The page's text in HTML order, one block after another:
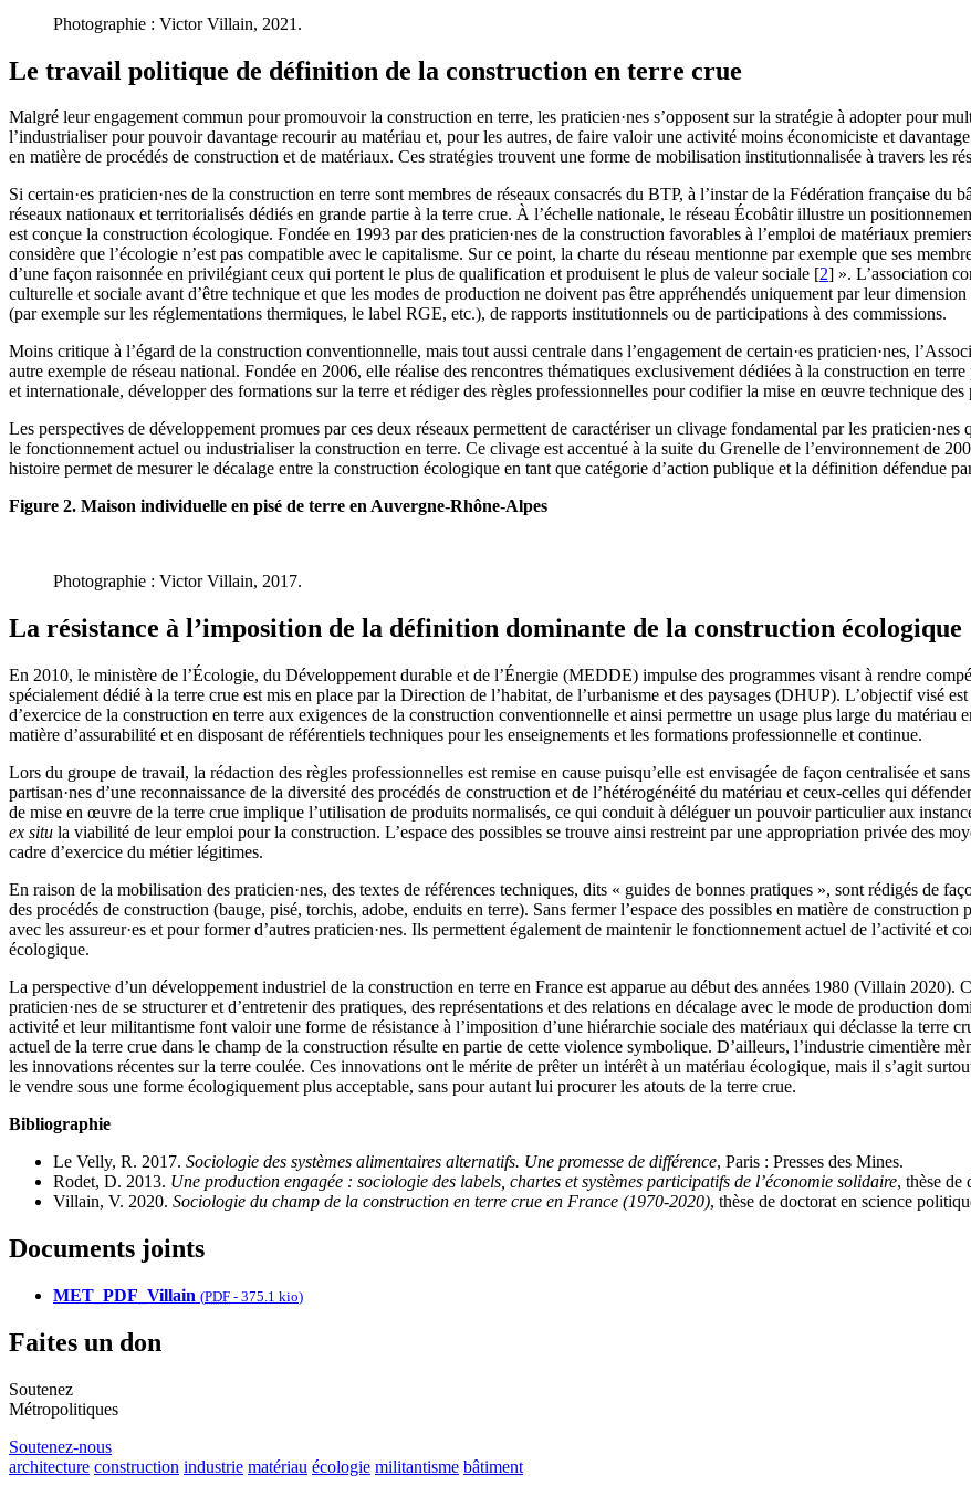
Photographie : Victor Villain, 2021.
Le travail politique de définition de la construction en terre crue
Malgré leur engagement commun pour promouvoir la construction en terre, les praticien·nes s’opposent sur la stratégie à adopter pour
l’industrialiser pour pouvoir davantage recourir au matériau et, pour les autres, de faire valoir une activité moins économiciste et
en matière de procédés de construction et de matériaux. Ces stratégies trouvent une forme de mobilisation institutionnalisée à travers les
Si certain·es praticien·nes de la construction en terre sont membres de réseaux consacrés du BTP, à l’instar de la Fédération française du
réseaux nationaux et territorialisés dédiés en grande partie à la terre crue. À l’échelle nationale, le réseau Écobâtir illustre un
est conçue la construction écologique. Fondée en 1993 par des praticien·nes de la construction favorables à l’emploi de matériaux
considère que l’écologie n’est pas compatible avec le capitalisme. Sur ce point, la charte du réseau mentionne par exemple que ses
d’une façon raisonnée en privilégiant ceux qui portent le plus de qualification et produisent le plus de valeur sociale [2] ». L’association
culturelle et sociale avant d’être technique et que les modes de production ne doivent pas être appréhendés uniquement par leur
(par exemple sur les réglementations thermiques, le label RGE, etc.), de rapports institutionnels ou de participations à des commissions.
Moins critique à l’égard de la construction conventionnelle, mais tout aussi centrale dans l’engagement de certain·es praticien·nes,
autre exemple de réseau national. Fondée en 2006, elle réalise des rencontres thématiques exclusivement dédiées à la construction en
et internationale, développer des formations sur la terre et rédiger des règles professionnelles pour codifier la mise en œuvre technique des
Les perspectives de développement promues par ces deux réseaux permettent de caractériser un clivage fondamental par les
le fonctionnement actuel ou industrialiser la construction en terre. Ce clivage est accentué à la suite du Grenelle de l’environnement de
histoire permet de mesurer le décalage entre la construction écologique en tant que catégorie d’action publique et la définition défendue
Figure 2. Maison individuelle en pisé de terre en Auvergne-Rhône-Alpes
Photographie : Victor Villain, 2017.
La résistance à l’imposition de la définition dominante de la construction écologique
En 2010, le ministère de l’Écologie, du Développement durable et de l’Énergie (MEDDE) impulse des programmes visant à rendre
spécialement dédié à la terre crue est mis en place par la Direction de l’habitat, de l’urbanisme et des paysages (DHUP). L’objectif visé
d’exercice de la construction en terre aux exigences de la construction conventionnelle et ainsi permettre un usage plus large du
matière d’assurabilité et en disposant de référentiels techniques pour les enseignements et les formations professionnelle et continue.
Lors du groupe de travail, la rédaction des règles professionnelles est remise en cause puisqu’elle est envisagée de façon centralisée et
partisan·nes d’une reconnaissance de la diversité des procédés de construction et de l’hétérogénéité du matériau et ceux-celles qui
de mise en œuvre de la terre crue implique l’utilisation de produits normalisés, ce qui conduit à déléguer un pouvoir particulier aux
ex situ la viabilité de leur emploi pour la construction. L’espace des possibles se trouve ainsi restreint par une appropriation privée des
cadre d’exercice du métier légitimes.
En raison de la mobilisation des praticien·nes, des textes de références techniques, dits « guides de bonnes pratiques », sont rédigés de
des procédés de construction (bauge, pisé, torchis, adobe, enduits en terre). Sans fermer l’espace des possibles en matière de
avec les assureur·es et pour former d’autres praticien·nes. Ils permettent également de maintenir le fonctionnement actuel de l’activité
écologique.
La perspective d’un développement industriel de la construction en terre en France est apparue au début des années 1980 (Villain
praticien·nes de se structurer et d’entretenir des pratiques, des représentations et des relations en décalage avec le mode de production
activité et leur militantisme font valoir une forme de résistance à l’imposition d’une hiérarchie sociale des matériaux qui déclasse la terre
actuel de la terre crue dans le champ de la construction résulte en partie de cette violence symbolique. D’ailleurs, l’industrie cimentière
les innovations récentes sur la terre coulée. Ces innovations ont le mérite de prêter un intérêt à un matériau écologique, mais il s’agit
le vendre sous une forme écologiquement plus acceptable, sans pour autant lui procurer les atouts de la terre crue.
Bibliographie
Le Velly, R. 2017. Sociologie des systèmes alimentaires alternatifs. Une promesse de différence, Paris : Presses des Mines.
Rodet, D. 2013. Une production engagée : sociologie des labels, chartes et systèmes participatifs de l’économie solidaire, thèse de
Villain, V. 2020. Sociologie du champ de la construction en terre crue en France (1970-2020), thèse de doctorat en science
Documents joints
MET_PDF_Villain (PDF - 375.1 kio)
Faites un don
Soutenez
Métropolitiques
Soutenez-nous
architecture construction industrie matériau écologie militantisme bâtiment